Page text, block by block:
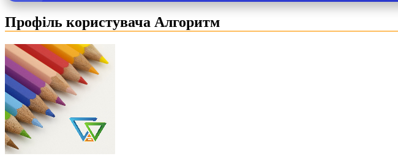
Профіль користувача Алгоритм